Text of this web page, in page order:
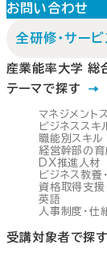
お問い合わせ
全研修・サー
産業能率大学 総
テーマで探す
マネジメント
ビジネススキ
職能別スキル
経営幹部の育
DX推進人材
ビジネス教養
資格取得支援
英語
人事制度・仕
受講対象者で探す